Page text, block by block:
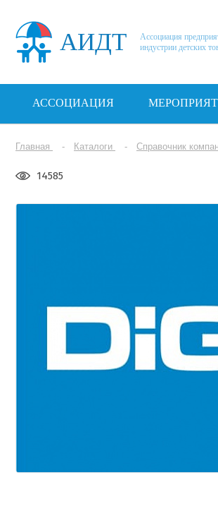
АИДТ
Ассоциация
индустрии детских
АССОЦИАЦИЯ
Главная Каталоги Справочник
14585